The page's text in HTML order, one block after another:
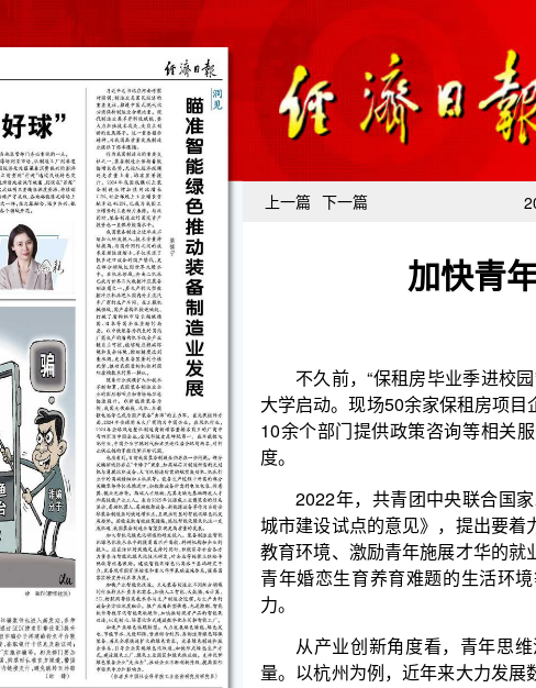
上一篇 下一篇
加快青
不久前，“保租房毕业季进校园”（第四季）高校
大学启动。现场50余家保租房项目企业进行房源推介
10余个部门提供政策咨询等相关服务。贴心的服务
度。
2022年，共青团中央联合国家发展改革委等17
城市建设试点的意见》，提出要着力优化青年优先发
教育环境、激励青年施展才华的就业环境、保障青年
青年婚恋生育养育难题的生活环境等。青年扎根意
力。
从产业创新角度看，青年思维活跃、勇于尝试
量。以杭州为例，近年来大力发展数字经济，众多青
和对新技术的熟练运用，在电商、直播、大数据等领
式和运营理念，使杭州成为全国数字经济发展高地。
了大量就业岗位，还带动了上下游产业协同发展，极
值。